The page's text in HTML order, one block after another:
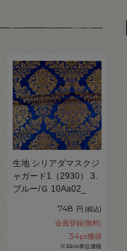
生地 シリアダマスクジ
ャガード1（2930） 3.
ブルー/Ｇ 10Aa02_
748 円 (税込)
会員登録(無料)
34pt獲得
※10cm単位価格